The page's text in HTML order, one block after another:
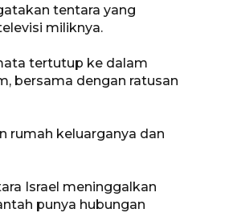
tentara yang
miliknya.
tertutup ke dalam
bersama dengan ratusan
rumah keluarganya dan
Israel meninggalkan
punya hubungan
13:45:00